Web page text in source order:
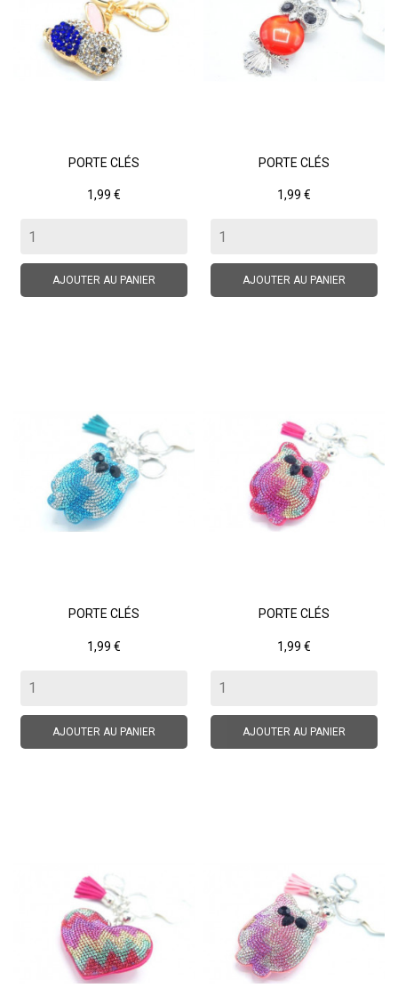
PORTE CLÉS
Prix
1,99 €
AJOUTER AU PANIER
PORTE CLÉS
Prix
1,99 €
AJOUTER AU PANIER
PORTE CLÉS
Prix
1,99 €
AJOUTER AU PANIER
PORTE CLÉS
Prix
1,99 €
AJOUTER AU PANIER